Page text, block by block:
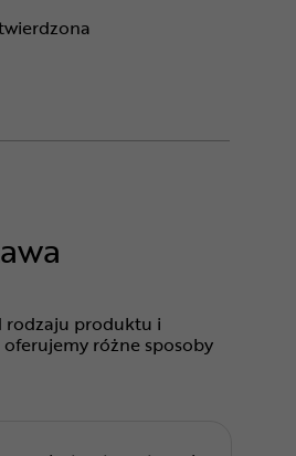
rodzaju produktu i
różne sposoby